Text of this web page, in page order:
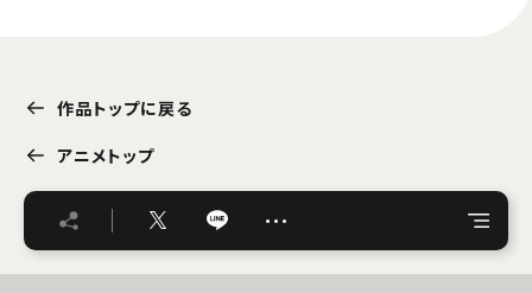
作品トップに戻る
アニメトップ
…